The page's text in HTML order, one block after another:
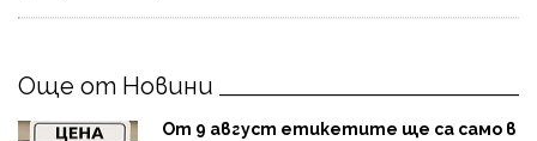
Още от Новини
От 9 август етикетите ще са само в